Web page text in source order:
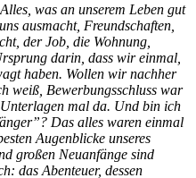
Alles, was an unserem Leben gut
ausmacht, Freundschaften,
der Job, die Wohnung,
darin, dass wir einmal,
haben. Wollen wir nachher
weiß, Bewerbungsschluss war
mal da. Und bin ich
Das alles waren einmal
Augenblicke unseres
großen Neuanfänge sind
das Abenteuer, dessen